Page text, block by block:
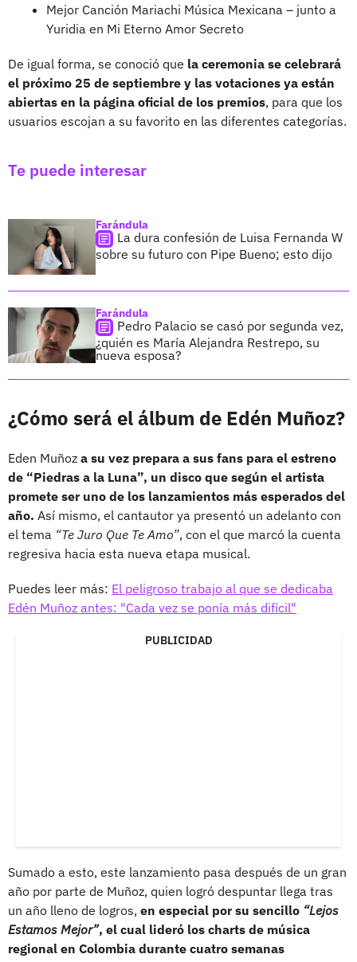
Mejor Canción Mariachi Música Mexicana – junto a
Yuridia en Mi Eterno Amor Secreto
De igual forma, se conoció que la ceremonia se celebrará
el próximo 25 de septiembre y las votaciones ya están
abiertas en la página oficial de los premios, para que los
usuarios escojan a su favorito en las diferentes categorías.
Te puede interesar
Farándula
La dura confesión de Luisa Fernanda W
sobre su futuro con Pipe Bueno; esto dijo
Farándula
Pedro Palacio se casó por segunda vez,
¿quién es María Alejandra Restrepo, su
nueva esposa?
¿Cómo será el álbum de Edén Muñoz?
Eden Muñoz a su vez prepara a sus fans para el estreno
de “Piedras a la Luna”, un disco que según el artista
promete ser uno de los lanzamientos más esperados del
año. Así mismo, el cantautor ya presentó un adelanto con
el tema “Te Juro Que Te Amo”, con el que marcó la cuenta
regresiva hacia esta nueva etapa musical.
Puedes leer más: El peligroso trabajo al que se dedicaba
Edén Muñoz antes: "Cada vez se ponía más difícil"
PUBLICIDAD
Sumado a esto, este lanzamiento pasa después de un gran
año por parte de Muñoz, quien logró despuntar llega tras
un año lleno de logros, en especial por su sencillo “Lejos
Estamos Mejor”, el cual lideró los charts de música
regional en Colombia durante cuatro semanas